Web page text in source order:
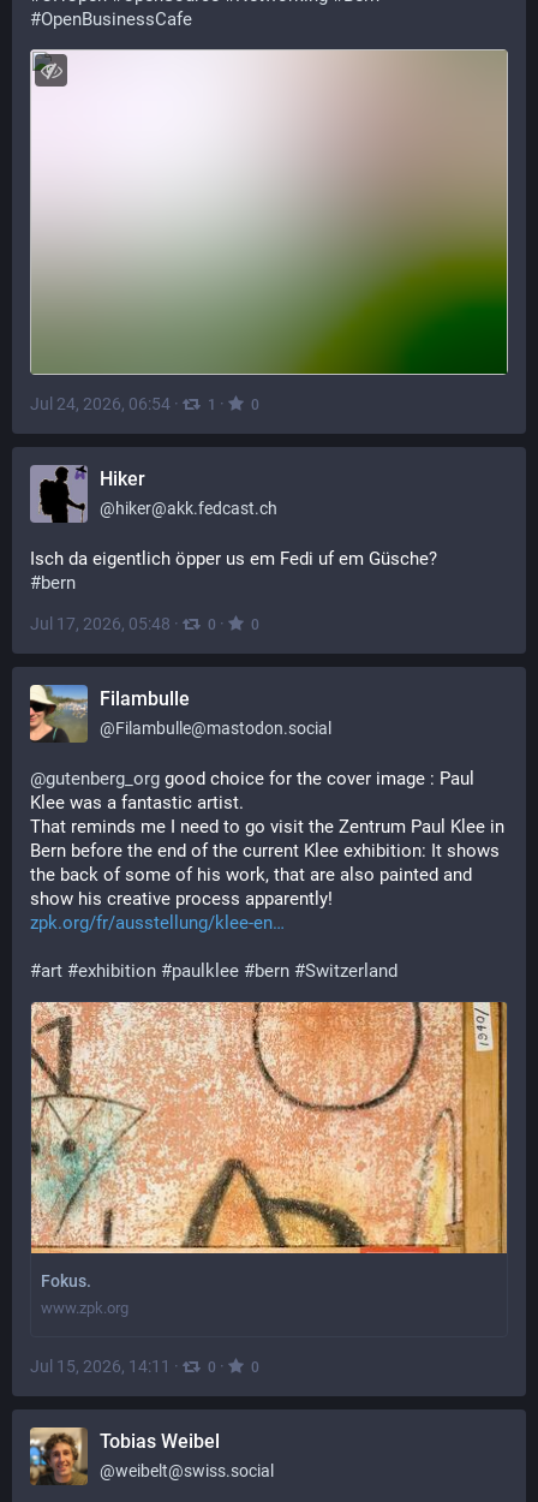
#OpenBusinessCafe
Jul 24, 2026, 06:54 · 1 · 0
Hiker
@hiker@akk.fedcast.ch
Isch da eigentlich öpper us em Fedi uf em Güsche?
#bern
Jul 17, 2026, 05:48 · 0 · 0
Filambulle
@Filambulle@mastodon.social
@gutenberg_org good choice for the cover image : Paul
Klee was a fantastic artist.
That reminds me I need to go visit the Zentrum Paul Klee in
Bern before the end of the current Klee exhibition: It shows
the back of some of his work, that are also painted and
show his creative process apparently!
zpk.org/fr/ausstellung/klee-en
#art #exhibition #paulklee #bern #Switzerland
Fokus.
www.zpk.org
Jul 15, 2026, 14:11 · 0 · 0
Tobias Weibel
@weibelt@swiss.social